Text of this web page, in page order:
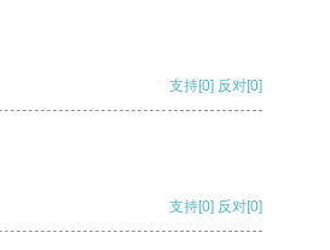
支持[0] 反对[0]
支持[0] 反对[0]